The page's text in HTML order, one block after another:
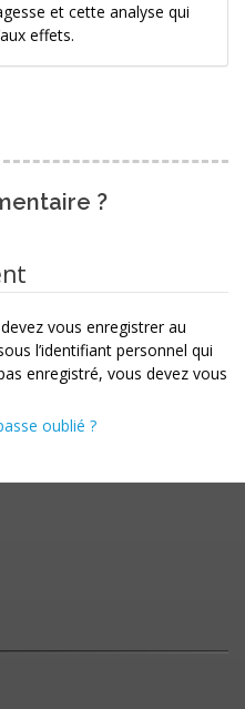
et cette analyse qui
effets.
?
vous enregistrer au
l’identifiant personnel qui
enregistré, vous devez vous
oublié ?